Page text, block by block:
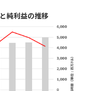
純利益の推移